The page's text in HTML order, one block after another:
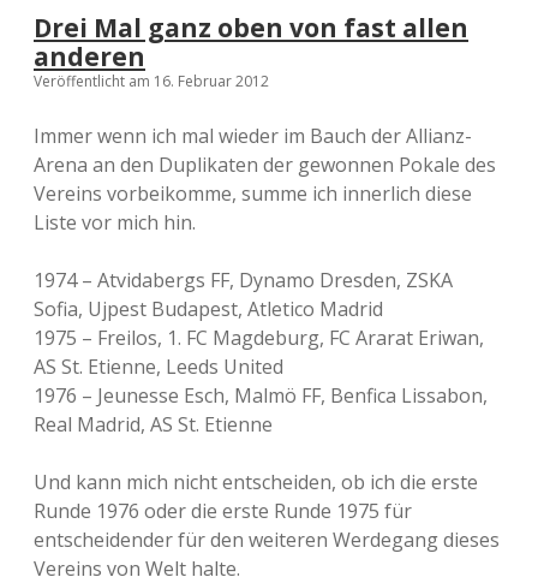
Drei Mal ganz oben von fast allen
anderen
Veröffentlicht am 16. Februar 2012
Immer wenn ich mal wieder im Bauch der Allianz-
Arena an den Duplikaten der gewonnen Pokale des
Vereins vorbeikomme, summe ich innerlich diese
Liste vor mich hin.
1974 – Atvidabergs FF, Dynamo Dresden, ZSKA
Sofia, Ujpest Budapest, Atletico Madrid
1975 – Freilos, 1. FC Magdeburg, FC Ararat Eriwan,
AS St. Etienne, Leeds United
1976 – Jeunesse Esch, Malmö FF, Benfica Lissabon,
Real Madrid, AS St. Etienne
Und kann mich nicht entscheiden, ob ich die erste
Runde 1976 oder die erste Runde 1975 für
entscheidender für den weiteren Werdegang dieses
Vereins von Welt halte.